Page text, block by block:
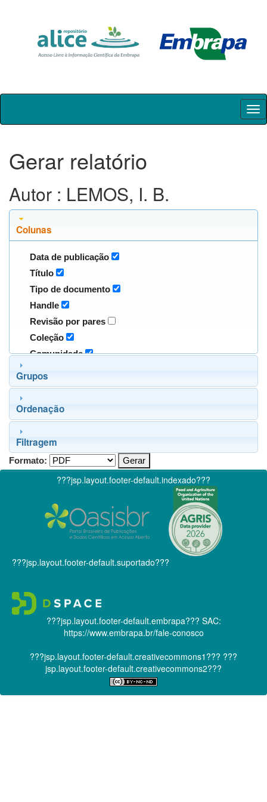
Skip
Gerar relatório
Autor : LEMOS, I. B.
Colunas
Data de publicação
Título
Tipo de documento
Handle
Revisão por pares
Coleção
Comunidade
Grupos
Ordenação
Filtragem
Formato:
???jsp.layout.footer-default.indexado???
???jsp.layout.footer-default.suportado???
???jsp.layout.footer-default.embrapa??? SAC:
https://www.embrapa.br/fale-conosco
???jsp.layout.footer-default.creativecommons1??? ???
jsp.layout.footer-default.creativecommons2???